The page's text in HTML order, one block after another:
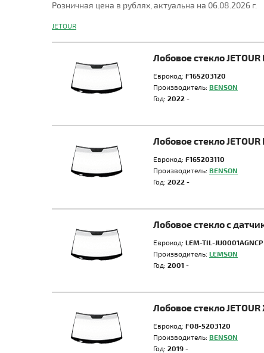
Розничная цена в рублях, актуальна на 06.08.2026 г.
JETOUR
Лобовое стекло JETOUR
Еврокод: F165203120
Производитель: BENSON
Год: 2022 -
Лобовое стекло JETOUR
Еврокод: F165203110
Производитель: BENSON
Год: 2022 -
Лобовое стекло с
Еврокод: LEM-TIL-JU0001AGNCP
Производитель: LEMSON
Год: 2001 -
Лобовое стекло JETOUR
Еврокод: F08-5203120
Производитель: BENSON
Год: 2019 -